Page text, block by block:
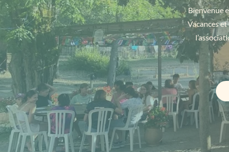
Bienvenue
Vacances